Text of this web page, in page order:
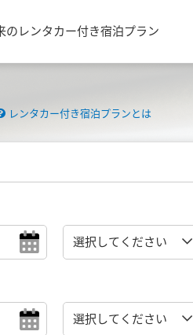
のレンタカー付き宿泊プラン
レンタカー付き宿泊プランとは